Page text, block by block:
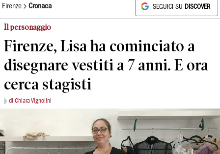
Firenze Cronaca SEGUICI SU DISCOVER
Il personaggio
Firenze, Lisa ha cominciato a
disegnare vestiti a 7 anni. E ora
cerca stagisti
di Chiara Vignolini